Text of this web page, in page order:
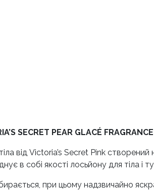
SECRET PEAR GLACÉ
від Victoria’s Secret Pink
в собі якості лосьйону для тіла і
при цьому надзвичайно